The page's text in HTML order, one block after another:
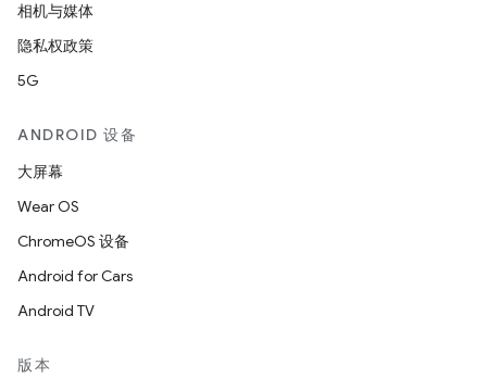
相机与媒体
隐私权政策
5G
ANDROID 设备
大屏幕
Wear OS
ChromeOS 设备
Android for Cars
Android TV
版本